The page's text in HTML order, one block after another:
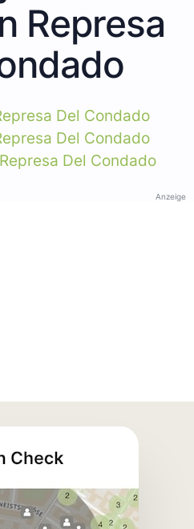
Represa
Del Condado
Del Condado
Del Condado
Anzeige